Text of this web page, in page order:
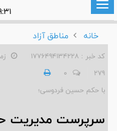
تغییر
وضعیت
ناوبری
خانه
مناطق آزاد
کد خبر : 1776494134228
زمان:
279
0
با حکم حسین فردوسی؛
سرپرست مدیریت